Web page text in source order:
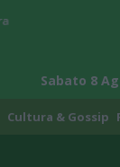
Sabato 8
Cultura & Gossip